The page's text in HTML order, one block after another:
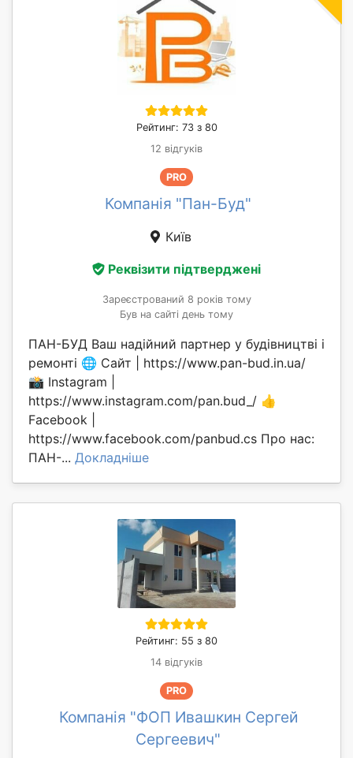
Рейтинг: 73 з 80
12 відгуків
PRO
Компанія "Пан-Буд"
Київ
Реквізити підтверджені
Зареєстрований 8 років тому
Був на сайті день тому
ПАН-БУД Ваш надійний партнер у будівництві і
ремонті 🌐 Сайт | https://www.pan-bud.in.ua/
📸 Instagram |
https://www.instagram.com/pan.bud_/ 👍
Facebook |
https://www.facebook.com/panbud.cs Про нас:
ПАН-... Докладніше
Рейтинг: 55 з 80
14 відгуків
PRO
Компанія "ФОП Ивашкин Сергей
Сергеевич"